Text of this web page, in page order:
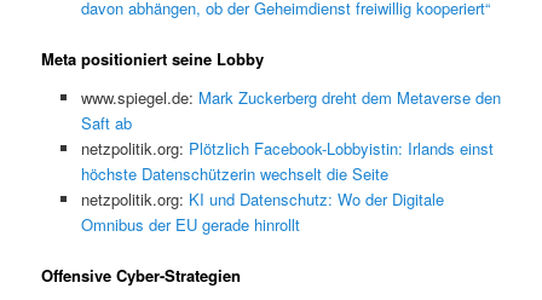
davon abhängen, ob der Geheimdienst freiwillig kooperiert“
Meta positioniert seine Lobby
www.spiegel.de: Mark Zuckerberg dreht dem Metaverse den
Saft ab
netzpolitik.org: Plötzlich Facebook-Lobbyistin: Irlands einst
höchste Datenschützerin wechselt die Seite
netzpolitik.org: KI und Datenschutz: Wo der Digitale
Omnibus der EU gerade hinrollt
Offensive Cyber-Strategien